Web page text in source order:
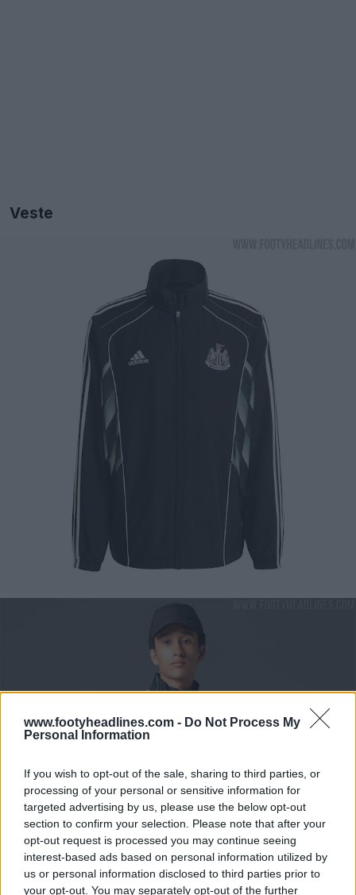
www.footyheadlines.com - Do Not Process My
Personal Information
If you wish to opt-out of the sale, sharing to third parties, or
processing of your personal or sensitive information for
targeted advertising by us, please use the below opt-out
section to confirm your selection. Please note that after your
opt-out request is processed you may continue seeing
interest-based ads based on personal information utilized by
us or personal information disclosed to third parties prior to
your opt-out. You may separately opt-out of the further
Veste